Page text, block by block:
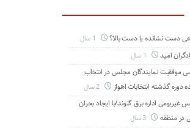
دست نشانده یا دست بالا؟
امید
موفقیت نمایندگان مجلس در انتخاب
دوره گذشته انتخابات اهواز
غیربومی اداره برق گتوند/با ایجاد بحران
در منطقه